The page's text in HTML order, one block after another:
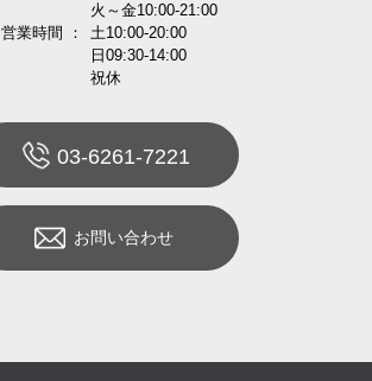
営業時間 ：
火～金10:00-21:00
土10:00-20:00
日09:30-14:00
祝休
03-6261-7221
お問い合わせ